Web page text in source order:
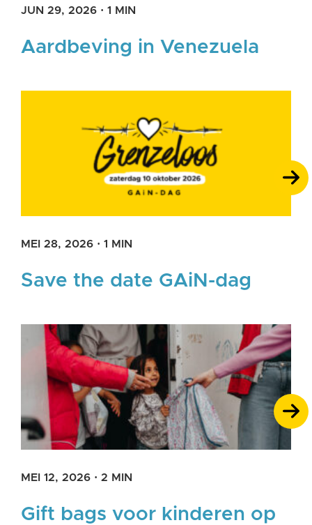
JUN 29, 2026 · 1 MIN
Aardbeving in Venezuela
MEI 28, 2026 · 1 MIN
Save the date GAiN-dag
MEI 12, 2026 · 2 MIN
Gift bags voor kinderen op